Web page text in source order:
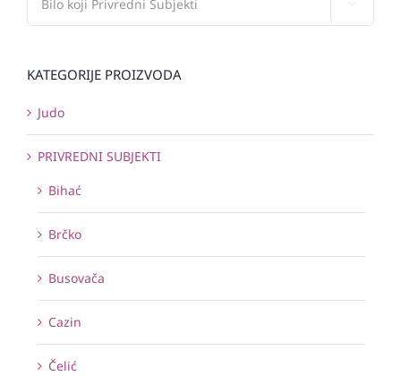
KATEGORIJE PROIZVODA
Judo
PRIVREDNI SUBJEKTI
Bihać
Brčko
Busovača
Cazin
Čelić